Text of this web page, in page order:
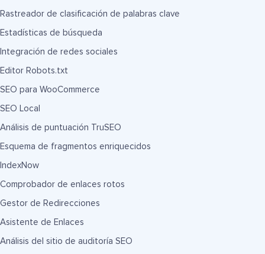
Rastreador de clasificación de palabras clave
Estadísticas de búsqueda
Integración de redes sociales
Editor Robots.txt
SEO para WooCommerce
SEO Local
Análisis de puntuación TruSEO
Esquema de fragmentos enriquecidos
IndexNow
Comprobador de enlaces rotos
Gestor de Redirecciones
Asistente de Enlaces
Análisis del sitio de auditoría SEO